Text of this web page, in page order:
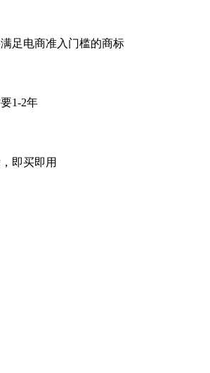
足电商准入门槛的商标
1-2年
即买即用